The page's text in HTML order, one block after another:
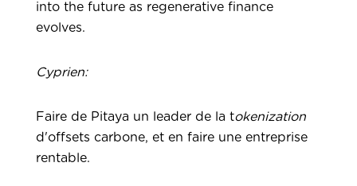
into the future as regenerative finance
evolves.
Cyprien:
Faire de Pitaya un leader de la tokenization
d'offsets carbone, et en faire une entreprise
rentable.